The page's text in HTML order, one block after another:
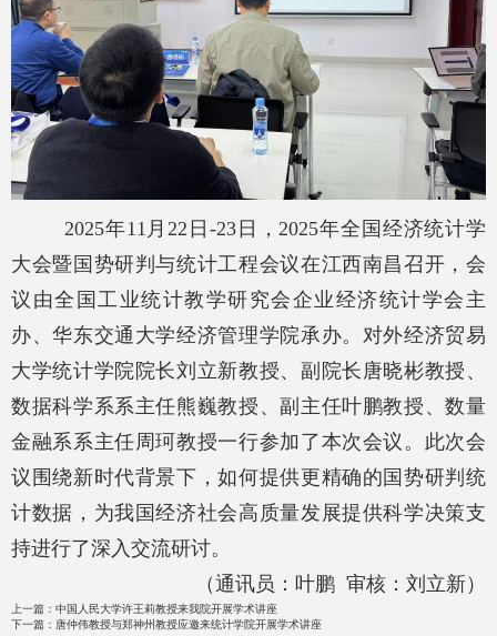
2025年11 月22 日 -23日，2025年全国经济统计学
大会暨国势研判与统计工程会议在江西南昌召开，会
议由全国工业统计教学研究会企业经济统计学会主
办、华东交通大学经济管理学院承办。对外经济贸易
大学统计学院院长刘立新教授、副院长唐晓彬教授、
数据科学系系主任熊巍教授、副主任叶鹏教授、数量
金融系系主任周珂教授一行参加了本次会议。此次会
议围绕新时代背景下，如何提供更精确的国势研判统
计数据，为我国经济社会高质量发展提供科学决策支
持进行了深入交流研讨。
（通讯员：叶鹏 审核：刘立新）
上一篇： 中国人民大学许王莉教授来我院开展学术讲座
下一篇： 唐仲伟教授与郑神州教授应邀来统计学院开展学术讲座